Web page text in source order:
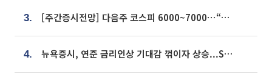
3. [주간증시전망] 다음주 코스피 6000~7000⋯“外人 수급은 정책이 변수”
4. 뉴욕증시, 연준 금리인상 기대감 꺾이자 상승...S&P500 사상 최고치 [종합]